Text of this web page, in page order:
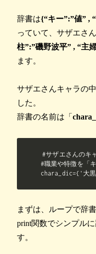
辞書は{“キー”:”値” ,
っていて、サザエさ
柱”:”磯野波平” , “主
ます。
サザエさんキャラの
した。
辞書の名前は「
#サザエさんのキ
#職業や特徴を「
chara_dic={'大
まずは、ループで辞
print関数でシンプル
す。